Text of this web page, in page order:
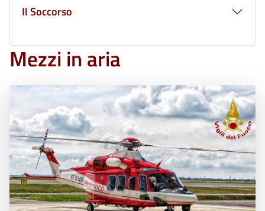
Mezzi in aria
Il Soccorso